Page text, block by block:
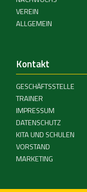
VEREIN
ALLGEMEIN
Kontakt
GESCHÄFTSSTELLE
TRAINER
IMPRESSUM
DATENSCHUTZ
KITA UND SCHULEN
VORSTAND
MARKETING